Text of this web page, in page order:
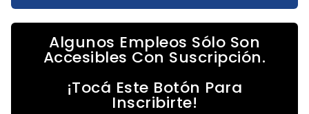
Algunos Empleos Sólo Son
Accesibles Con Suscripción.
¡Tocá Este Botón Para
Inscribirte!